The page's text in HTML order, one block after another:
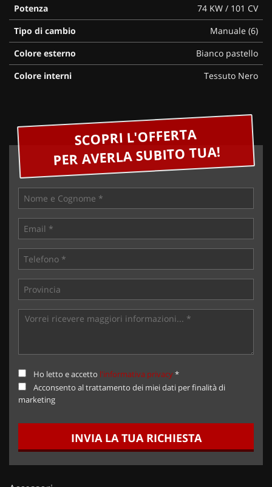
Potenza
74 KW / 101 CV
Tipo di cambio
Manuale (6)
Colore esterno
Bianco pastello
Colore interni
Tessuto Nero
SCOPRI L'OFFERTA
PER AVERLA SUBITO TUA!
Ho letto e accetto l'informativa privacy*
Acconsento al trattamento dei miei dati per finalità di
marketing
INVIA LA TUA RICHIESTA